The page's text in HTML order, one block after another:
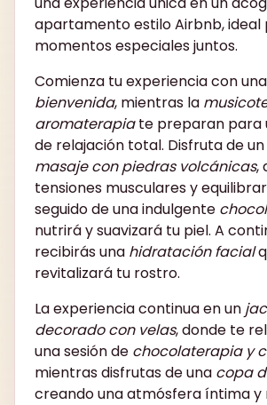
apartamento estilo Airbnb,
momentos especiales juntos.
Comienza tu experiencia con una
bienvenida, mientras la
aromaterapiate preparan para
de relajación total. Disfruta de
masaje con piedras volcánicas,
tensiones musculares y
seguido de una indulgente
nutrirá y suavizará tu piel. A
recibirás una hidratación facial
revitalizará tu rostro.
La experiencia continua en un
decorado con velas, donde te
una sesión de chocolaterapia y
mientras disfrutas de una copa
creando una atmósfera íntima y